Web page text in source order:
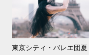
東京シティ・バレエ団夏